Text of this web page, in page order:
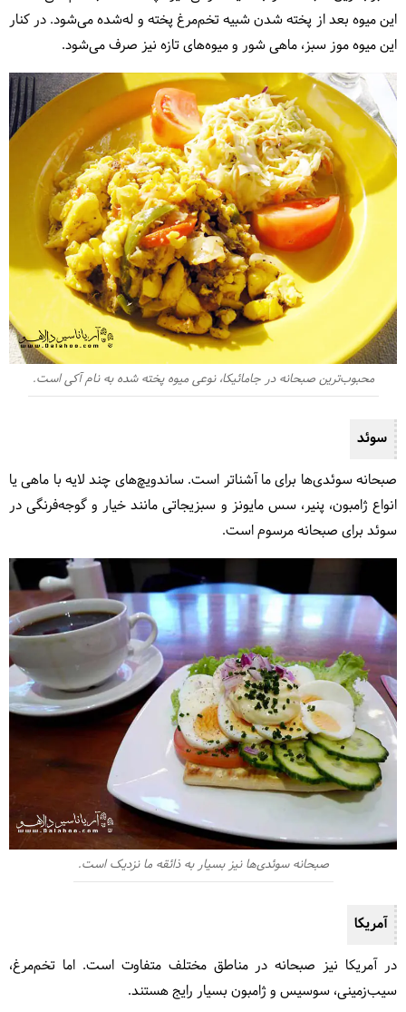
این میوه بعد از پخته شدن شبیه تخم‌مرغ پخته و له‌شده می‌شود. در کنار
این میوه موز سبز، ماهی شور و میوه‌های تازه نیز صرف می‌شود.
محبوب‌ترین صبحانه در جامائیکا، نوعی میوه پخته شده به نام آکی است.
سوئد
صبحانه‌ سوئدی‌ها برای ما آشناتر است. ساندویچ‌های چند لایه با ماهی یا
انواع ژامبون، پنیر، سس مایونز و سبزیجاتی مانند خیار و گوجه‌فرنگی در
سوئد برای صبحانه مرسوم است.
صبحانه سوئدی‌ها نیز بسیار به ذائقه ما نزدیک است.
آمریکا
در آمریکا نیز صبحانه در مناطق مختلف متفاوت است. اما تخم‌مرغ،
سیب‌زمینی، سوسیس و ژامبون بسیار رایج هستند.